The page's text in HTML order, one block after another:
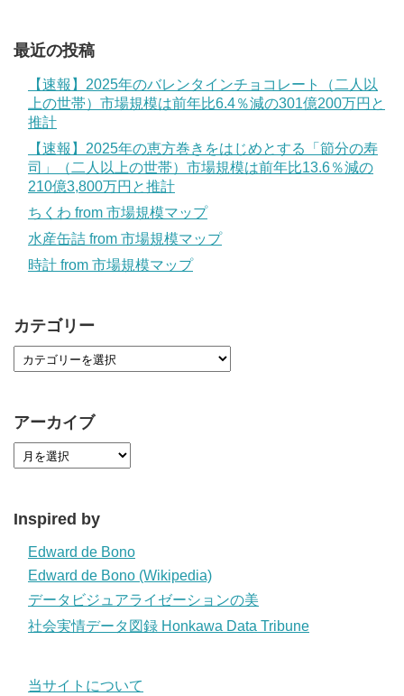
最近の投稿
【速報】2025年のバレンタインチョコレート（二人以
上の世帯）市場規模は前年比6.4％減の301億200万円と
推計
【速報】2025年の恵方巻きをはじめとする「節分の寿
司」（二人以上の世帯）市場規模は前年比13.6％減の
210億3,800万円と推計
ちくわ from 市場規模マップ
水産缶詰 from 市場規模マップ
時計 from 市場規模マップ
カテゴリー
アーカイブ
Inspired by
Edward de Bono
Edward de Bono (Wikipedia)
データビジュアライゼーションの美
社会実情データ図録 Honkawa Data Tribune
当サイトについて